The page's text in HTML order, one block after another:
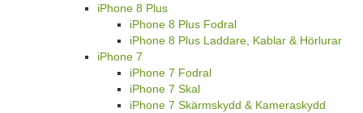
iPhone 8 Plus
iPhone 8 Plus Fodral
iPhone 8 Plus Laddare, Kablar & Hörlurar
iPhone 7
iPhone 7 Fodral
iPhone 7 Skal
iPhone 7 Skärmskydd & Kameraskydd